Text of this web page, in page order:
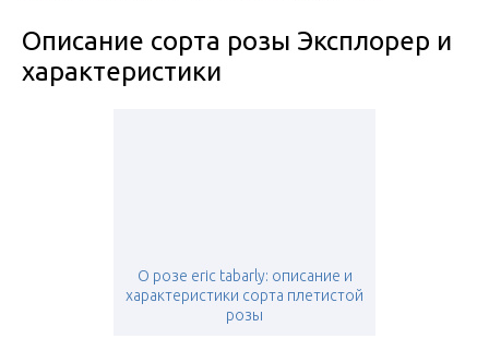
Описание сорта розы Эксплорер и
характеристики
О розе eric tabarly: описание и
характеристики сорта плетистой
розы